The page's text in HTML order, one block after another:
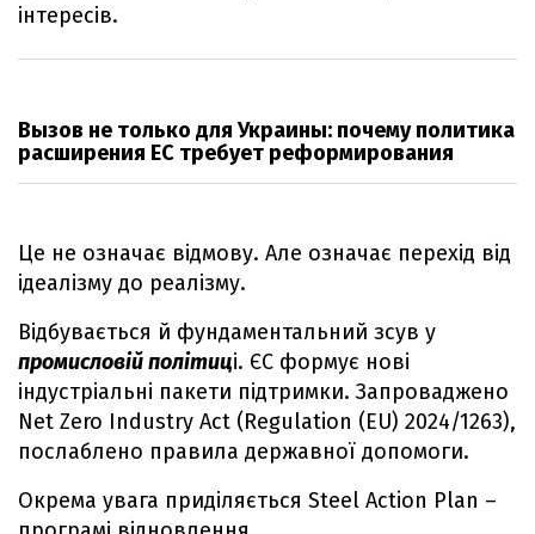
інтересів.
Вызов не только для Украины: почему политика
расширения ЕС требует реформирования
Це не означає відмову. Але означає перехід від
ідеалізму до реалізму.
Відбувається й фундаментальний зсув у
промисловій політиці. ЄС формує нові
індустріальні пакети підтримки. Запроваджено
Net Zero Industry Act (Regulation (EU) 2024/1263),
послаблено правила державної допомоги.
Окрема увага приділяється Steel Action Plan –